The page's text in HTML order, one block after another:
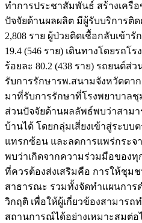
ทำการประชาสัมพันธ์ สร้างเครื
ปัจจัยด้านผลผลิต มีผู้รับบริการติ
2,808 ราย ผู้ป่วยติดเชื้อกลับเข้า
19.4 (546 ราย) เดินทางโดยรถ
ร้อยละ 80.2 (438 ราย) รถยนต์ส่ว
รับการรักษารพ.สนามจังหวัดตาก
มาที่รับการรักษาที่โรงพยาบาลชุ
ส่วนปัจจัยด้านผลลัพธ์พบว่าสาม
บ้านได้ โดยกลุ่มเสี่ยงเข้าสู่ระบบ
แทรกซ้อน และลดการแพร่กระจ
พบว่าเกิดจากความร่วมมือของ
ที่ควรต้องส่งเสริมคือ การให้ชุม
สาธารณะ รวมทั้งจัดทำแผนการ
วิกฤติ เพื่อให้ผู้เกี่ยวข้องสามารถ
สถานการณ์ได้อย่างเหมาะสมต่อ